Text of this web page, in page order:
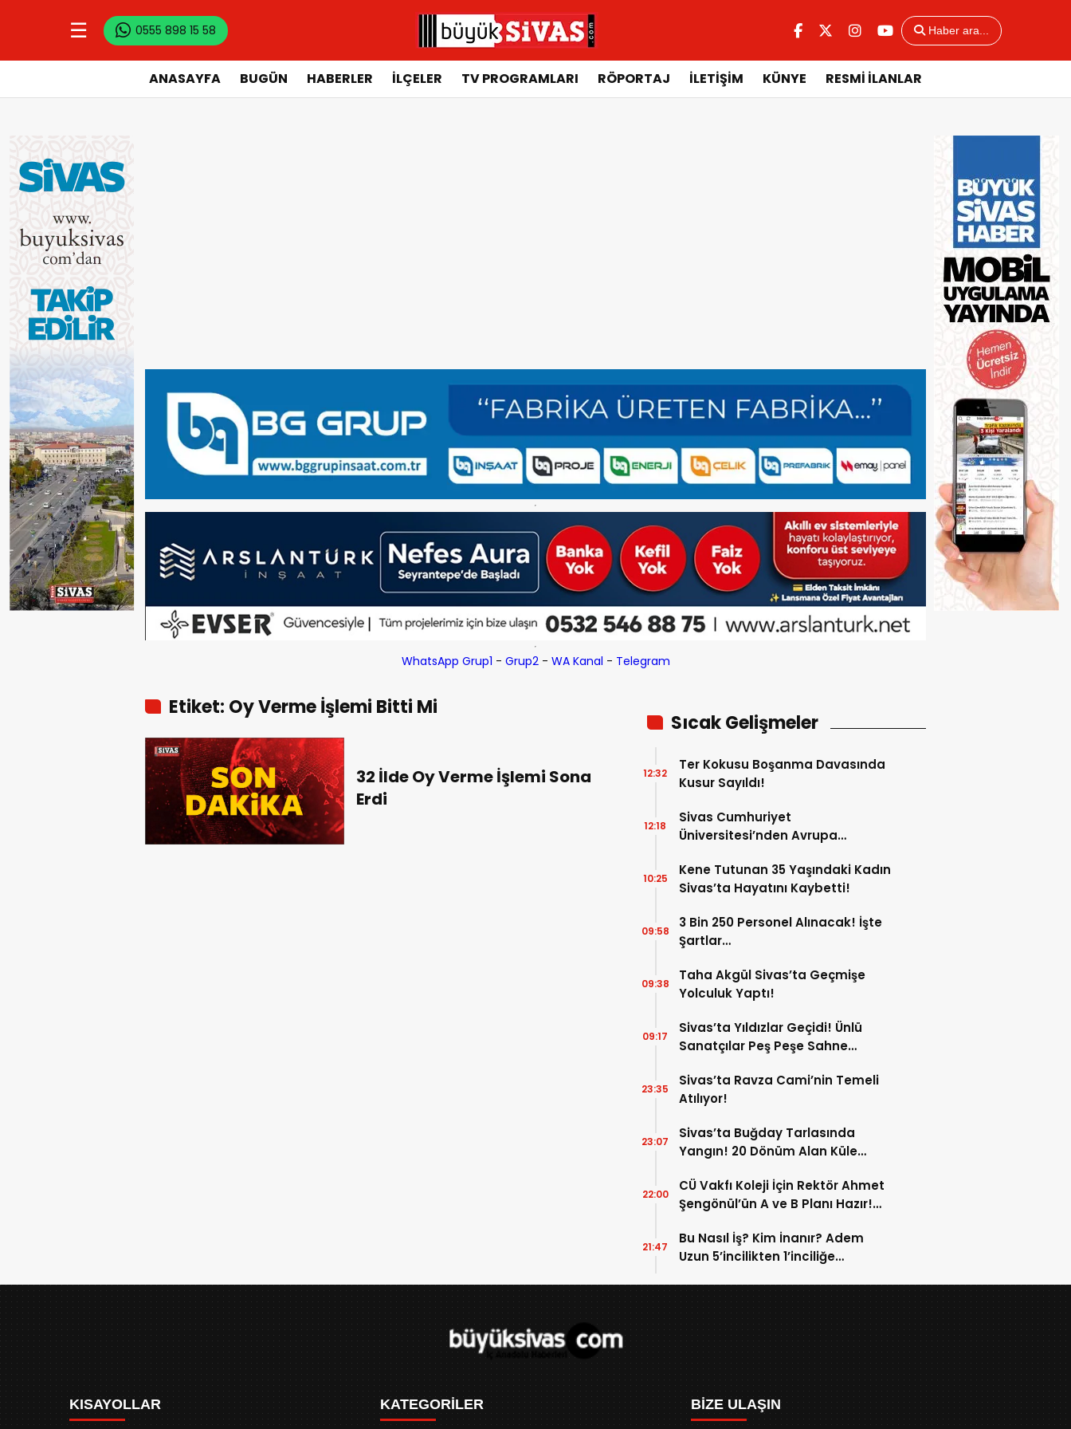
☰ 0555 898 15 58 Haber ara...
ANASAYFA BUGÜN HABERLER İLÇELER TV PROGRAMLARI RÖPORTAJ İLETİŞİM KÜNYE RESMİ İLANLAR
WhatsApp Grup1 - Grup2- WA Kanal - Telegram
Etiket: Oy Verme İşlemi Bitti Mi
32 İlde Oy Verme İşlemi Sona
Erdi
Sıcak Gelişmeler
Ter Kokusu Boşanma Davasında
Kusur Sayıldı!
12:32
Sivas Cumhuriyet
Üniversitesi’nden Avrupa
12:18
Kene Tutunan 35 Yaşındaki Kadın
Sivas’ta Hayatını Kaybetti!
10:25
3 Bin 250 Personel Alınacak! İşte
Şartlar…
09:58
Taha Akgül Sivas’ta Geçmişe
Yolculuk Yaptı!
09:38
Sivas’ta Yıldızlar Geçidi! Ünlü
Sanatçılar Peş Peşe Sahne
09:17
Sivas’ta Ravza Cami’nin Temeli
Atılıyor!
23:35
Sivas’ta Buğday Tarlasında
Yangın! 20 Dönüm Alan Küle
23:07
CÜ Vakfı Koleji İçin Rektör Ahmet
Şengönül’ün A ve B Planı Hazır!
Çözmek!
22:00
Bu Nasıl İş? Kim İnanır? Adem
Uzun 5’incilikten 1’inciliğe
21:47
KISAYOLLAR KATEGORİLER BİZE ULAŞIN